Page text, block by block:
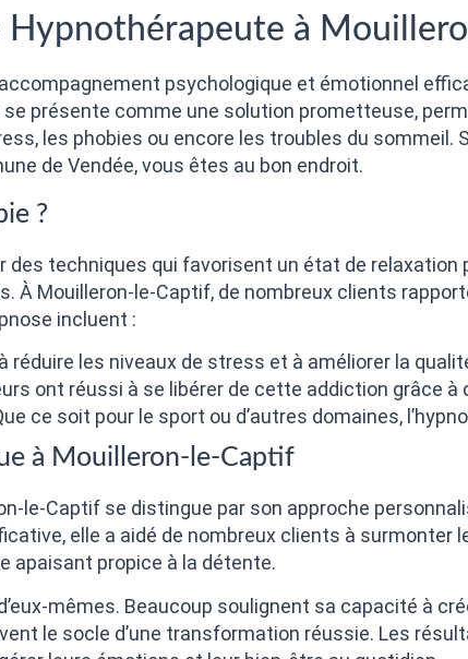
Hypnothérapeute à
psychologique et émotionnel
présente comme une solution prometteuse,
les phobies ou encore les troubles du sommeil.
de Vendée, vous êtes au bon endroit.
?
des techniques qui favorisent un état de relaxation
À Mouilleron-le-Captif, de nombreux clients
incluent :
à réduire les niveaux de stress et à améliorer la
ont réussi à se libérer de cette addiction grâce à
ce soit pour le sport ou d’autres domaines,
à Mouilleron-le-Captif
le-Captif se distingue par son approche
elle a aidé de nombreux clients à surmonter
apaisant propice à la détente.
mêmes. Beaucoup soulignent sa capacité à
le socle d’une transformation réussie. Les